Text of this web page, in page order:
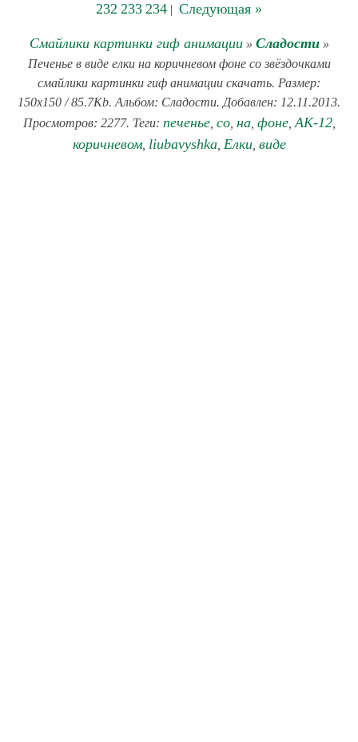
232 233 234 | Следующая »
Смайлики картинки гиф анимации» Сладости»
Печенье в виде елки на коричневом фоне со звёздочками
смайлики картинки гиф анимации скачать. Размер:
150x150 / 85.7Kb. Альбом: Сладости. Добавлен: 12.11.2013.
Просмотров: 2277. Теги: печенье, со, на, фоне, АК-12,
коричневом, liubavyshka, Елки, виде